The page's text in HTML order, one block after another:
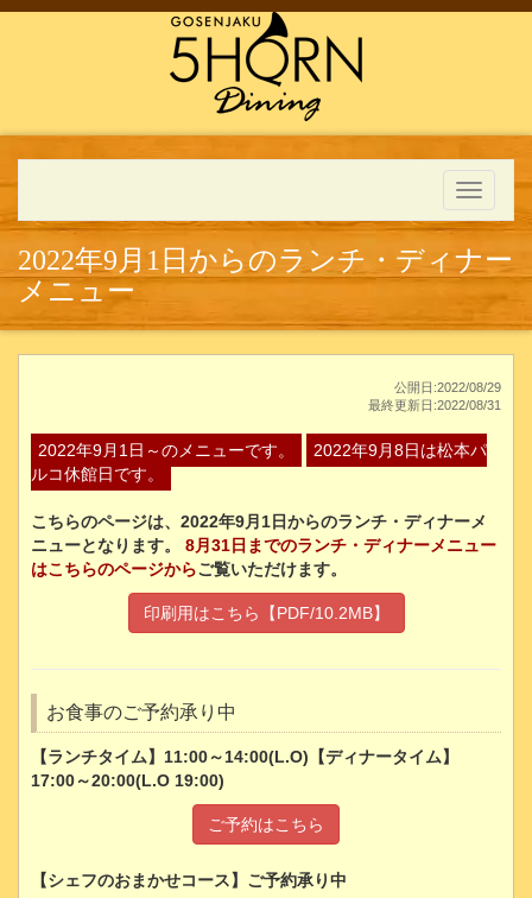
Toggle
2022年9月1日からのランチ・ディナー
メニュー
公開日:2022/08/29
最終更新日:2022/08/31
2022年9月1日～のメニューです。
2022年9月8日は松本パ
ルコ休館日です。
こちらのページは、2022年9月1日からのランチ・ディナーメ
ニューとなります。 8月31日までのランチ・ディナーメニュー
はこちらのページからご覧いただけます。
印刷用はこちら【PDF/10.2MB】
お食事のご予約承り中
【ランチタイム】11:00～14:00(L.O)【ディナータイム】
17:00～20:00(L.O 19:00)
ご予約はこちら
【シェフのおまかせコース】ご予約承り中